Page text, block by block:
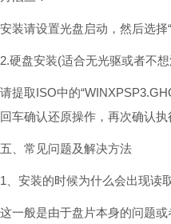
安装请设置光盘启动，然后选
2.硬盘安装(适合无光驱或者不
请提取ISO中的
回车确认还原操作，再次确认
五、常见问题及解决方法
1、安装的时候为什么会出现读
这一般是由于盘片本身的问题